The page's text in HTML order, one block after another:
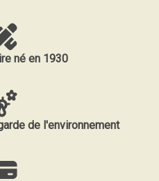
né en 1930
de l'environnement